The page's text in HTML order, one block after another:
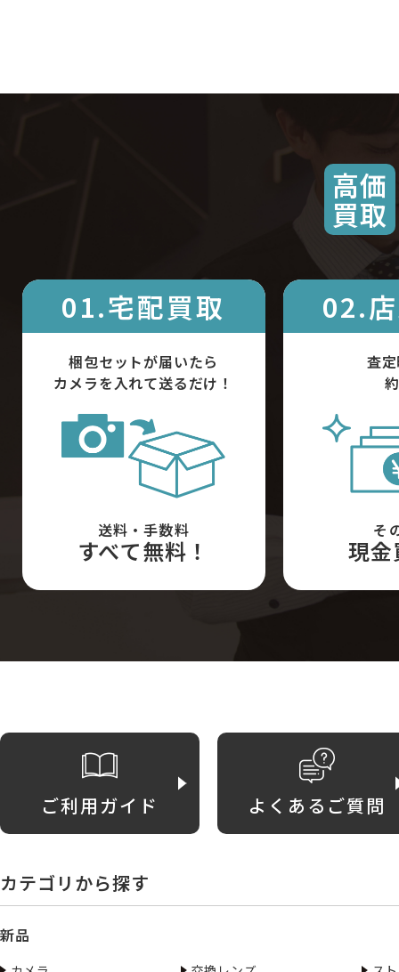
高価
買取
01.宅配買取
梱包セットが届いたら
カメラを入れて送るだけ！
送料・手数料
すべて無料！
02.
査
そ
現
ご利用ガイド よくあるご質問
カテゴリから探す
新品